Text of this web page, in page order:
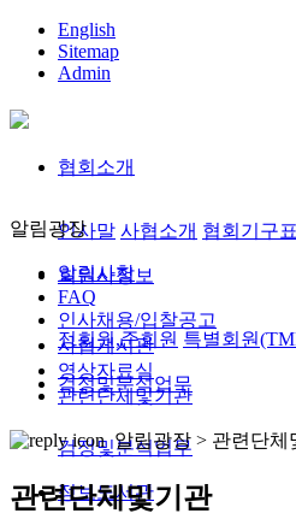
English
Sitemap
Admin
협회소개
인사말 사협소개 협회기구표
회원사정보
정회원,준회원 특별회원
검정및분석업무
검정및분석업무
정보도서관
알림광장
알림사항
FAQ
인사채용/입찰공고
사협게시판
영상자료실
관련단체및기관
알림광장 > 관련단체
관련단체및기관